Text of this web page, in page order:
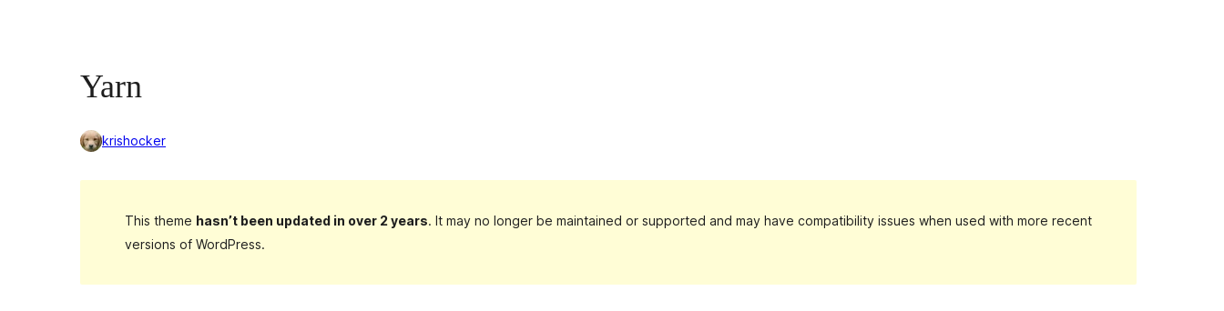
Yarn
krishocker
This theme hasn’t been updated in over 2 years. It may no longer be maintained or supported and may have compatibility issues when used with more recent
versions of WordPress.